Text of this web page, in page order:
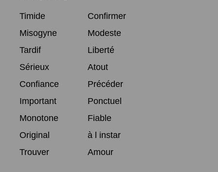
Timide
Confirmer
Misogyne
Modeste
Tardif
Liberté
Sérieux
Atout
Confiance
Précéder
Important
Ponctuel
Monotone
Fiable
Original
à l instar
Trouver
Amour